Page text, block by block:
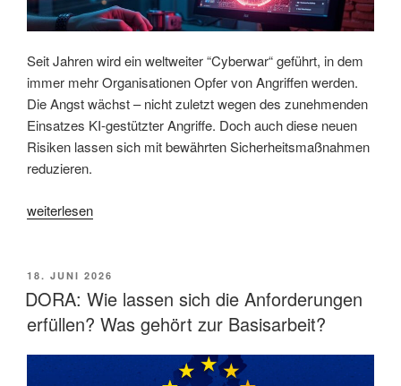
Seit Jahren wird ein weltweiter “Cyberwar“ geführt, in dem
immer mehr Organisationen Opfer von Angriffen werden.
Die Angst wächst – nicht zuletzt wegen des zunehmenden
Einsatzes KI-gestützter Angriffe. Doch auch diese neuen
Risiken lassen sich mit bewährten Sicherheitsmaßnahmen
reduzieren.
„Künstliche
Bedrohung:
Wie
kann
man
IT-
weiterlesen
VERÖFFENTLICHT
AM
18. JUNI 2026
DORA: Wie lassen sich die Anforderungen
erfüllen? Was gehört zur Basisarbeit?